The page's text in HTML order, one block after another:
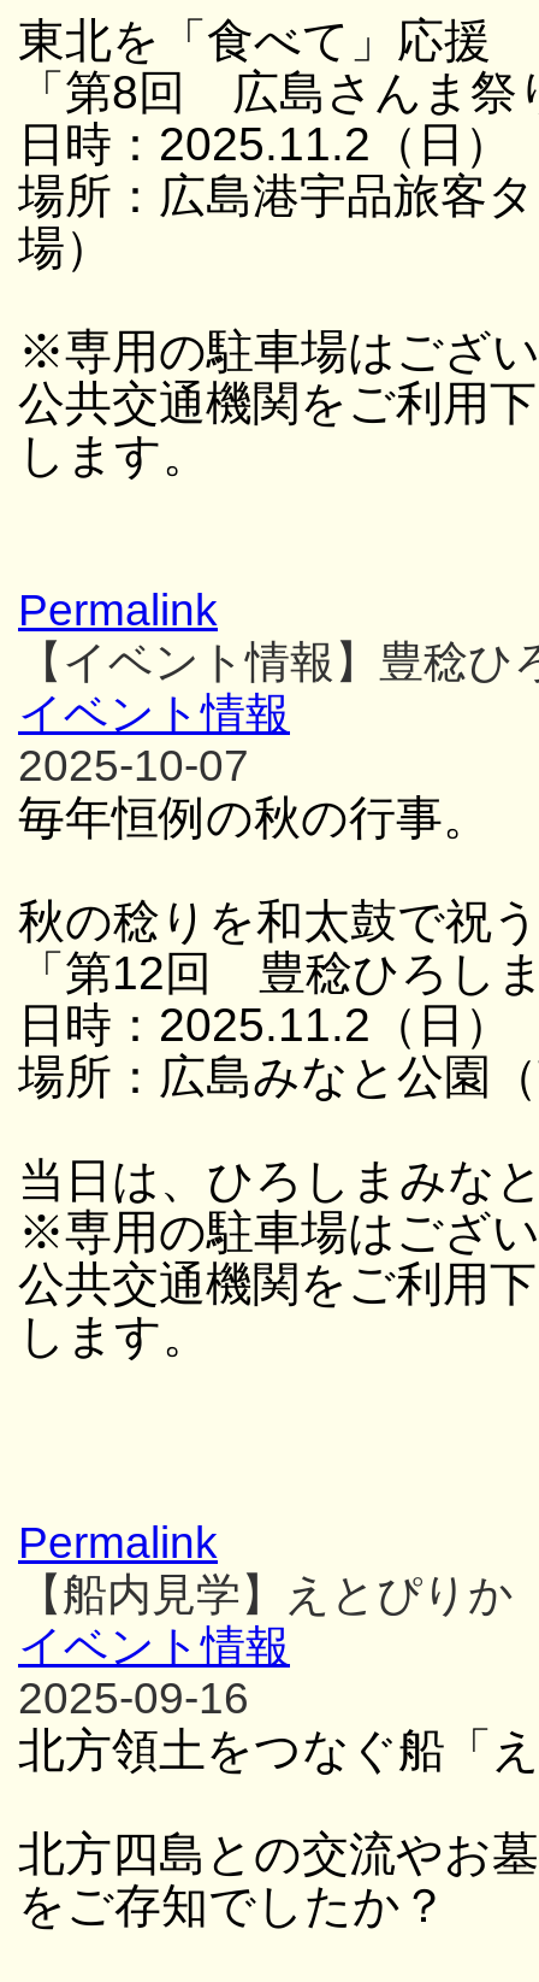
東北を「食べて」応援
「第8回 広島さんま祭
日時：2025.11.2（日
場所：広島港宇品旅客
場）
※専用の駐車場はござ
公共交通機関をご利用
します。
Permalink
【イベント情報】豊稔
イベント情報
2025-10-07
毎年恒例の秋の行事。
秋の稔りを和太鼓で祝
「第12回 豊稔ひろし
日時：2025.11.2（日
場所：広島みなと公園
当日は、ひろしまみな
※専用の駐車場はござ
公共交通機関をご利用
します。
Permalink
【船内見学】えとぴりか
イベント情報
2025-09-16
北方領土をつなぐ船「
北方四島との交流やお
をご存知でしたか？